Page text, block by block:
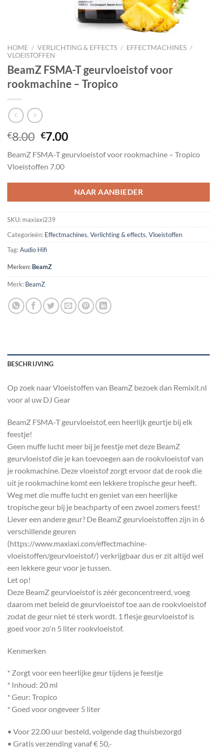
HOME / VERLICHTING & EFFECTS / EFFECTMACHINES /
VLOEISTOFFEN
BeamZ FSMA-T geurvloeistof voor
rookmachine – Tropico
€8.00 Oorspronkelijke
was:
€8.00.
€7.00Huidige
is:
BeamZ FSMA-T geurvloeistof voor rookmachine – Tropico
Vloeistoffen 7.00
NAAR AANBIEDER
SKU: maxiaxi239
Categorieën: Effectmachines, Verlichting & effects, Vloeistoffen
Tag:Audio Hifi
Merken: BeamZ
Merk: BeamZ
BESCHRIJVING
Op zoek naar Vloeistoffen van BeamZ bezoek dan Remixit.nl
voor al uw DJ Gear
BeamZ FSMA-T geurvloeistof, een heerlijk geurtje bij elk
feestje!
Geen muffe lucht meer bij je feestje met deze BeamZ
geurvloeistof die je kan toevoegen aan de rookvloeistof van
je rookmachine. Deze vloeistof zorgt ervoor dat de rook die
uit je rookmachine komt een lekkere tropische geur heeft.
Weg met die muffe lucht en geniet van een heerlijke
tropische geur bij je beachparty of een zwoel zomers feest!
Liever een andere geur? De BeamZ geurvloeistoffen zijn in 6
verschillende geuren
(https://www.maxiaxi.com/effectmachine-
vloeistoffen/geurvloeistof/) verkrijgbaar dus er zit altijd wel
een lekkere geur voor je tussen.
Let op!
Deze BeamZ geurvloeistof is zéér geconcentreerd, voeg
daarom met beleid de geurvloeistof toe aan de rookvloeistof
zodat de geur niet té sterk wordt. 1 flesje geurvloeistof is
goed voor zo'n 5 liter rookvloeistof.
Kenmerken
* Zorgt voor een heerlijke geur tijdens je feestje
* Inhoud: 20 ml
* Geur: Tropico
* Goed voor ongeveer 5 liter
• Voor 22.00 uur besteld, volgende dag thuisbezorgd
• Gratis verzending vanaf € 50,-